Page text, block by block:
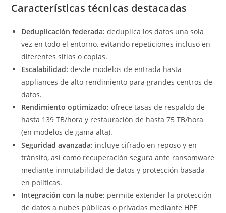
Características técnicas destacadas
Deduplicación federada: deduplica los datos una sola
vez en todo el entorno, evitando repeticiones incluso en
diferentes sitios o copias.
Escalabilidad: desde modelos de entrada hasta
appliances de alto rendimiento para grandes centros de
datos.
Rendimiento optimizado: ofrece tasas de respaldo de
hasta 139 TB/hora y restauración de hasta 75 TB/hora
(en modelos de gama alta).
Seguridad avanzada: incluye cifrado en reposo y en
tránsito, así como recuperación segura ante ransomware
mediante inmutabilidad de datos y protección basada
en políticas.
Integración con la nube: permite extender la protección
de datos a nubes públicas o privadas mediante HPE